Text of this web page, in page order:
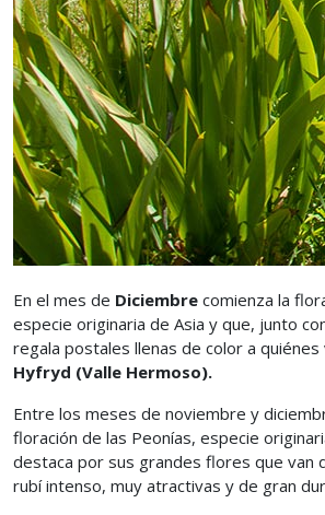
En el mes de Diciembre comienza la
especie originaria de Asia y que, junto
regala postales llenas de color a quiénes
Hyfryd (Valle Hermoso).
Entre los meses de noviembre y
floración de las Peonías, especie
destaca por sus grandes flores que van
rubí intenso, muy atractivas y de gran